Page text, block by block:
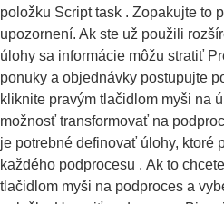
položku Script task . Zopakujte to
upozornení. Ak ste už použili
úlohy sa informácie môžu stratiť
ponuky a objednávky postupujte
kliknite pravým tlačidlom myši na
možnosť transformovať na
je potrebné definovať úlohy, ktoré
každého podprocesu . Ak to
tlačidlom myši na podproces a